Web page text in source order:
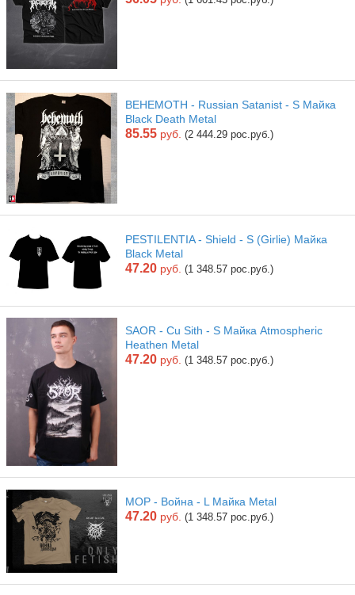
BEHEMOTH - Russian Satanist - S Майка
Black Death Metal
85.55 руб. (2 444.29 рос.руб.)
PESTILENTIA - Shield - S (Girlie) Майка
Black Metal
47.20 руб. (1 348.57 рос.руб.)
SAOR - Cu Sith - S Майка Atmospheric
Heathen Metal
47.20 руб. (1 348.57 рос.руб.)
МОР - Война - L Майка Metal
47.20 руб. (1 348.57 рос.руб.)